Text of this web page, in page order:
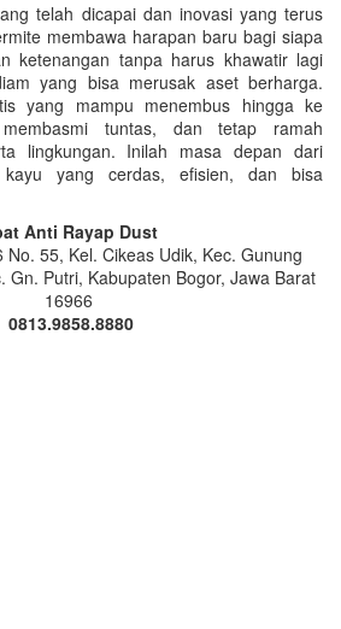
telah dicapai dan inovasi yang terus
membawa harapan baru bagi siapa
ketenangan tanpa harus khawatir lagi
yang bisa merusak aset berharga.
yang mampu menembus hingga ke
tuntas, dan tetap ramah
lingkungan. Inilah masa depan dari
kayu yang cerdas, efisien, dan bisa
Anti Rayap Dust
55, Kel. Cikeas Udik, Kec. Gunung
Gn. Putri, Kabupaten Bogor, Jawa Barat
16966
0813.9858.8880